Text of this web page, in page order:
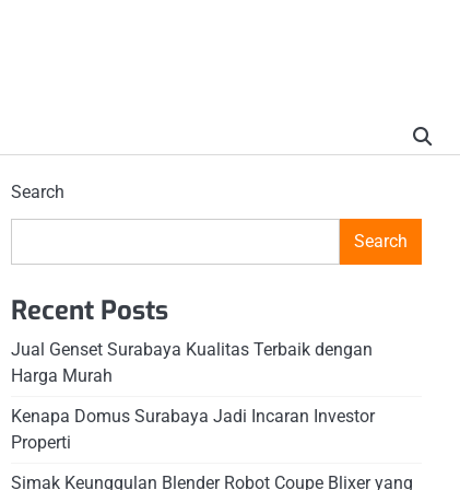
Search
Search
Recent Posts
Jual Genset Surabaya Kualitas Terbaik dengan
Harga Murah
Kenapa Domus Surabaya Jadi Incaran Investor
Properti
Simak Keunggulan Blender Robot Coupe Blixer yang